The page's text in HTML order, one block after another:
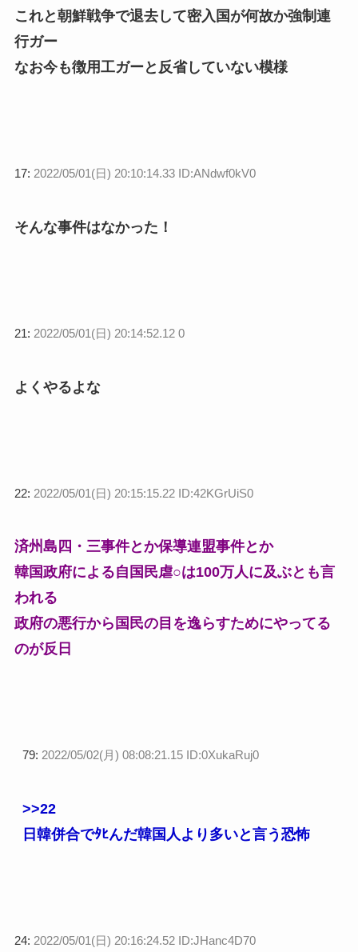
これと朝鮮戦争で退去して密入国が何故か強制連
行ガー
なお今も徴用工ガーと反省していない模様
17: 2022/05/01(日) 20:10:14.33 ID:ANdwf0kV0
そんな事件はなかった！
21: 2022/05/01(日) 20:14:52.12 0
よくやるよな
22: 2022/05/01(日) 20:15:15.22 ID:42KGrUiS0
済州島四・三事件とか保導連盟事件とか
韓国政府による自国民虐○は100万人に及ぶとも言
われる
政府の悪行から国民の目を逸らすためにやってる
のが反日
79: 2022/05/02(月) 08:08:21.15 ID:0XukaRuj0
>>22
日韓併合でﾀﾋんだ韓国人より多いと言う恐怖
24: 2022/05/01(日) 20:16:24.52 ID:JHanc4D70